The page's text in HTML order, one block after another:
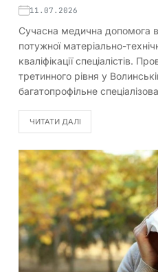
11.07.2026
Сучасна медична допомога
потужної матеріально-
кваліфікації спеціалістів.
третинного рівня у
багатопрофільне
ЧИТАТИ ДАЛІ